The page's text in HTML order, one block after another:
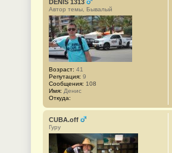
DENIS 1313
Автор темы, Бывалый
Возраст: 41
Репутация: 9
Сообщения: 108
Имя: Денис
Откуда:
CUBA.off
Гуру